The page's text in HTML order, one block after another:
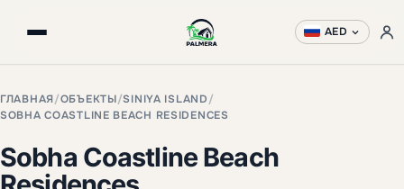
AED
ГЛАВНАЯ/ОБЪЕКТЫ/SINIYA ISLAND /
SOBHA COASTLINE BEACH RESIDENCES
Sobha Coastline Beach